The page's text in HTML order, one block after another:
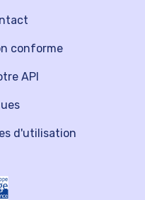
API
conforme
d'utilisation